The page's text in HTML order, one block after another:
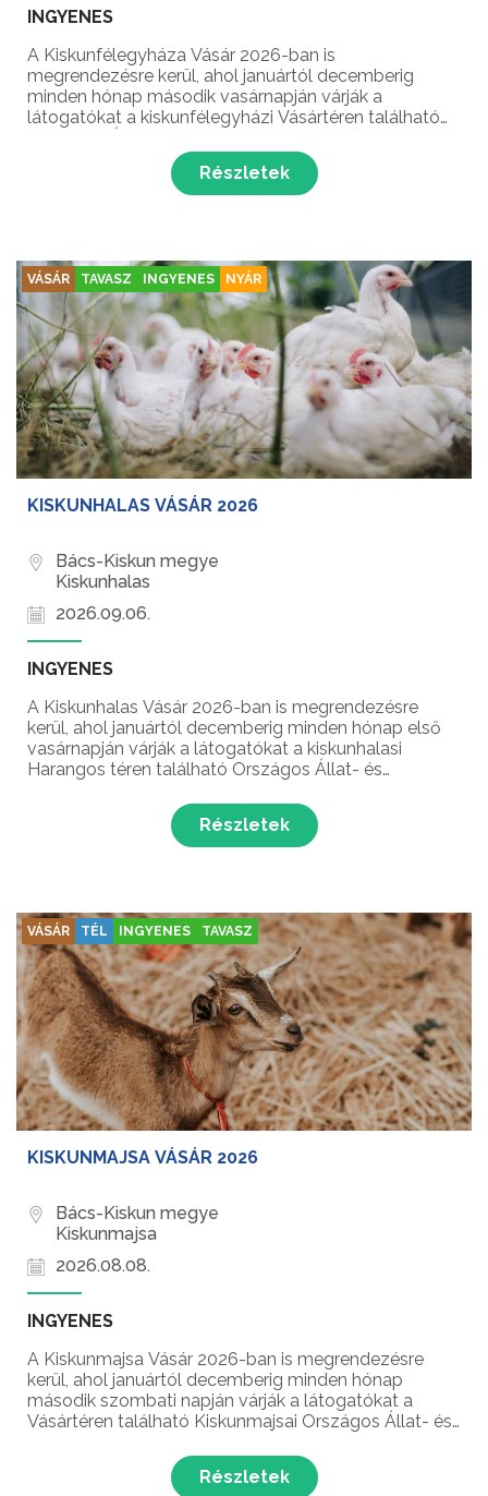
INGYENES
A Kiskunfélegyháza Vásár 2026-ban is
megrendezésre kerül, ahol januártól decemberig
minden hónap második vasárnapján várják a
látogatókat a kiskunfélegyházi Vásártéren található
Részletek
VÁSÁR TAVASZ INGYENES NYÁR
KISKUNHALAS VÁSÁR 2026
Bács-Kiskun megye
Kiskunhalas
2026.09.06.
INGYENES
A Kiskunhalas Vásár 2026-ban is megrendezésre
kerül, ahol januártól decemberig minden hónap első
vasárnapján várják a látogatókat a kiskunhalasi
Harangos téren található Országos Állat- és
Részletek
VÁSÁR TÉL INGYENES TAVASZ
KISKUNMAJSA VÁSÁR 2026
Bács-Kiskun megye
Kiskunmajsa
2026.08.08.
INGYENES
A Kiskunmajsa Vásár 2026-ban is megrendezésre
kerül, ahol januártól decemberig minden hónap
második szombati napján várják a látogatókat a
Vásártéren található Kiskunmajsai Országos Állat- és
alkalommal 1837-ben rendezték meg, amikor
Kiskunmajsa megkapta a...Részletek